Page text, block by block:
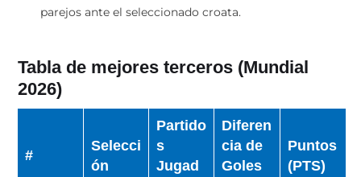
parejos ante el seleccionado croata.
Tabla de mejores terceros (Mundial
2026)
#
Selecci
ón
Partido
s
Jugad
Diferen
cia de
Goles
Puntos
(PTS)